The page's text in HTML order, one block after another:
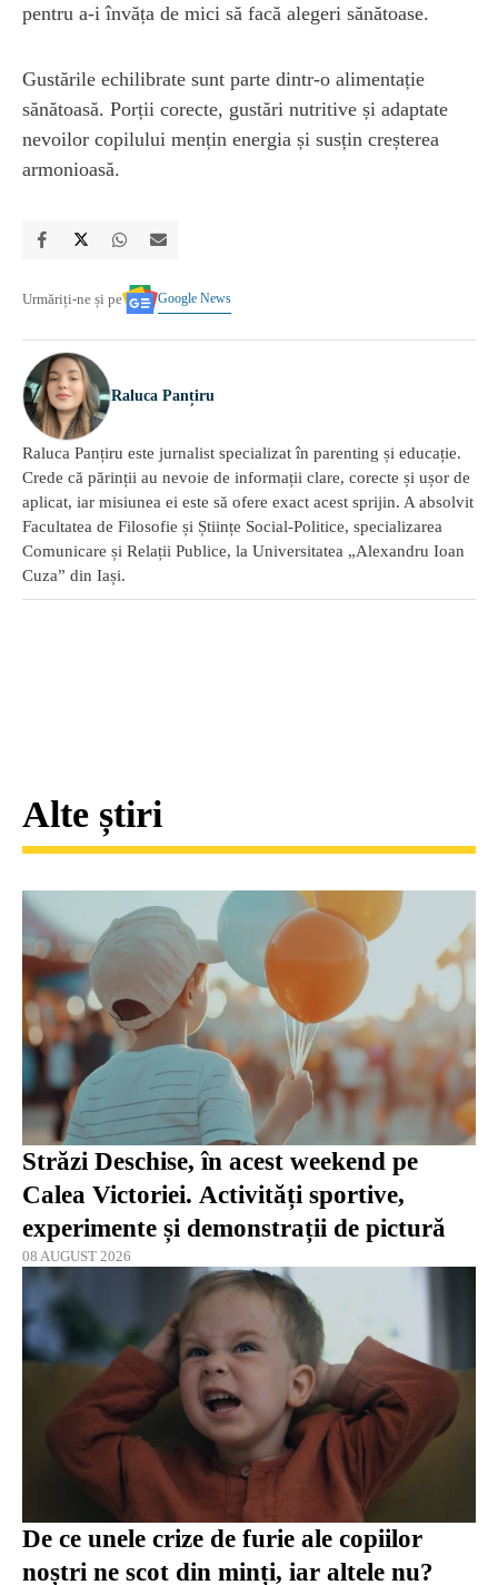
pentru a-i învăța de mici să facă alegeri sănătoase.
Gustările echilibrate sunt parte dintr-o alimentație
sănătoasă. Porții corecte, gustări nutritive și adaptate
nevoilor copilului mențin energia și susțin creșterea
armonioasă.
Urmăriți-ne și pe Google News
Raluca Panțiru
Raluca Panțiru este jurnalist specializat în parenting și educație.
Crede că părinții au nevoie de informații clare, corecte și ușor de
aplicat, iar misiunea ei este să ofere exact acest sprijin. A absolvit
Facultatea de Filosofie și Științe Social-Politice, specializarea
Comunicare și Relații Publice, la Universitatea „Alexandru Ioan
Cuza” din Iași.
Alte știri
Străzi Deschise, în acest weekend pe
Calea Victoriei. Activități sportive,
experimente și demonstrații de pictură
08 AUGUST 2026
De ce unele crize de furie ale copiilor
noștri ne scot din minți, iar altele nu?